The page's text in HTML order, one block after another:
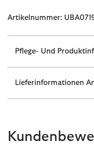
Artikelnummer:
Pflege- Und
Lieferinformationen